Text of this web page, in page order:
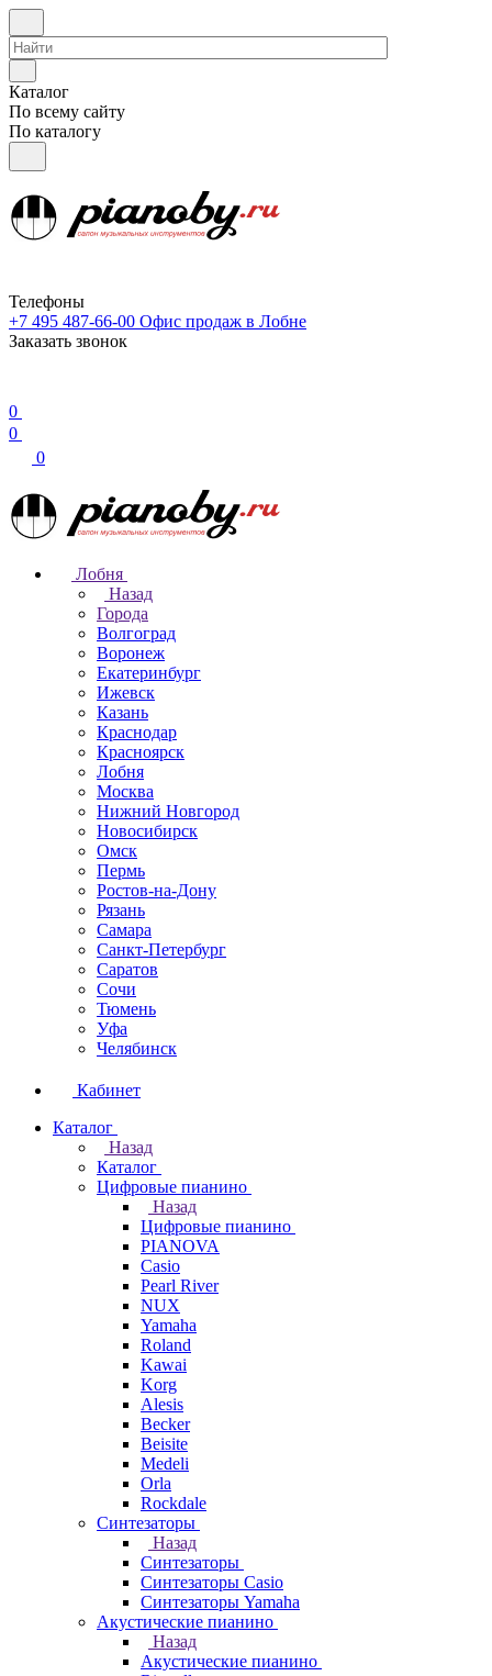
Каталог
По всему сайту
По каталогу
Телефоны
+7 495 487-66-00 Офис продаж в Лобне
Заказать звонок
0
0
0
Лобня
Назад
Города
Волгоград
Воронеж
Екатеринбург
Ижевск
Казань
Краснодар
Красноярск
Лобня
Москва
Нижний Новгород
Новосибирск
Омск
Пермь
Ростов-на-Дону
Рязань
Самара
Санкт-Петербург
Саратов
Сочи
Тюмень
Уфа
Челябинск
Кабинет
Каталог
Назад
Каталог
Цифровые пианино
Назад
Цифровые пианино
PIANOVA
Casio
Pearl River
NUX
Yamaha
Roland
Kawai
Korg
Alesis
Becker
Beisite
Medeli
Orla
Rockdale
Синтезаторы
Назад
Синтезаторы
Синтезаторы Casio
Синтезаторы Yamaha
Акустические пианино
Назад
Акустические пианино